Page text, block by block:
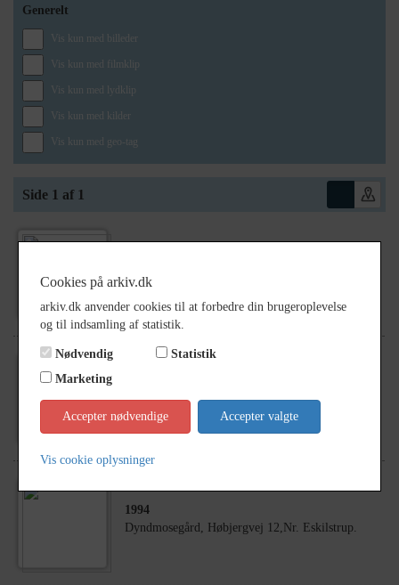
Generelt
Vis kun med billeder
Vis kun med filmklip
Vis kun med lydklip
Vis kun med kilder
Vis kun med geo-tag
Side 1 af 1
Dyndmosegård, Høbjergvej 12, Nr. Eskilstrup.
Dyndmosegård, Høbjergvej 12, Nr. Eskilstrup.
1994
Dyndmosegård, Høbjergvej 12,Nr. Eskilstrup.
Cookies på arkiv.dk
arkiv.dk anvender cookies til at forbedre din brugeroplevelse
og til indsamling af statistik.
Nødvendig
Statistik
Marketing
Accepter nødvendige Accepter valgte
Vis cookie oplysninger